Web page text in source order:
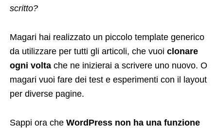
scritto?
Magari hai realizzato un piccolo template generico
da utilizzare per tutti gli articoli, che vuoi clonare
ogni volta che ne inizierai a scrivere uno nuovo. O
magari vuoi fare dei test e esperimenti con il layout
per diverse pagine.
Sappi ora che WordPress non ha una funzione